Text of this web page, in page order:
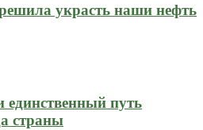
украсть наши нефть
единственный путь
страны